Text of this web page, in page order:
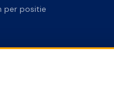
per positie